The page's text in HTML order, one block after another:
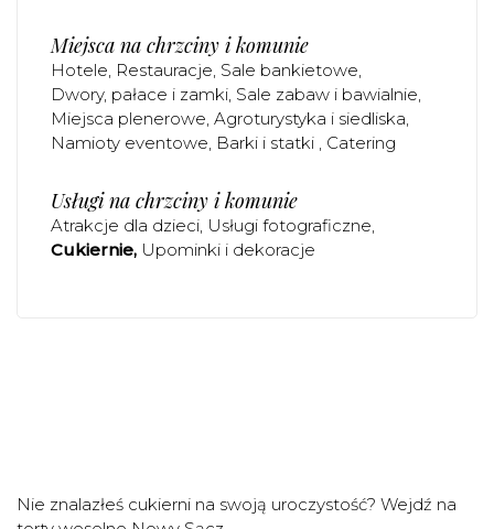
Miejsca na chrzciny i komunie
Hotele Restauracje Sale bankietowe
Dwory, pałace i zamki Sale zabaw i bawialnie
Miejsca plenerowe Agroturystyka i siedliska
Namioty eventowe Barki i statki Catering
Usługi na chrzciny i komunie
Atrakcje dla dzieci Usługi fotograficzne
Cukiernie Upominki i dekoracje
Nie znalazłeś cukierni na swoją uroczystość? Wejdź na